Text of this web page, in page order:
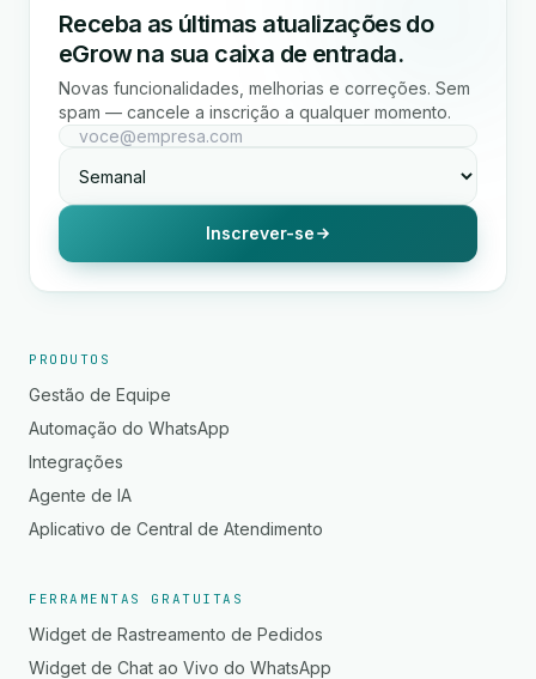
Receba as últimas atualizações do
eGrow na sua caixa de entrada.
Novas funcionalidades, melhorias e correções. Sem
spam — cancele a inscrição a qualquer momento.
Inscrever-se
PRODUTOS
Gestão de Equipe
Automação do WhatsApp
Integrações
Agente de IA
Aplicativo de Central de Atendimento
FERRAMENTAS GRATUITAS
Widget de Rastreamento de Pedidos
Widget de Chat ao Vivo do WhatsApp